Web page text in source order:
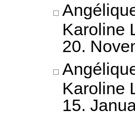
Karoline
20.
Karoline
15.